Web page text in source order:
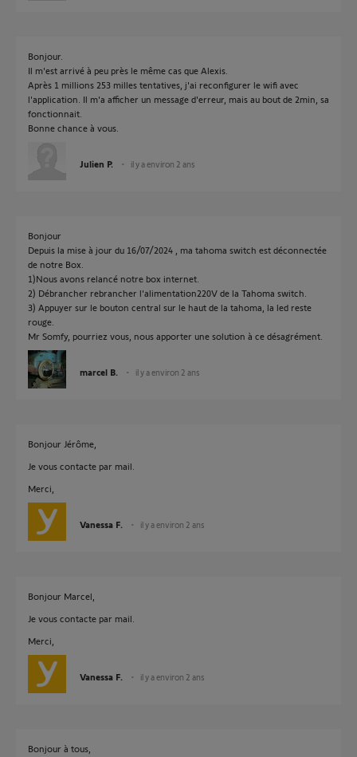
Bonjour.
Il m'est arrivé à peu près le même cas que Alexis.
Après 1 millions 253 milles tentatives, j'ai reconfigurer le wifi avec
l'application. Il m'a afficher un message d'erreur, mais au bout de 2min, sa
fonctionnait.
Bonne chance à vous.
Julien P. il y a environ 2 ans
Bonjour
Depuis la mise à jour du 16/07/2024 , ma tahoma switch est déconnectée
de notre Box.
1)Nous avons relancé notre box internet.
2) Débrancher rebrancher l'alimentation220V de la Tahoma switch.
3) Appuyer sur le bouton central sur le haut de la tahoma, la led reste
rouge.
Mr Somfy, pourriez vous, nous apporter une solution à ce désagrément.
marcel B. il y a environ 2 ans
Bonjour Jérôme,
Je vous contacte par mail.
Merci,
Vanessa F. il y a environ 2 ans
Bonjour Marcel,
Je vous contacte par mail.
Merci,
Vanessa F. il y a environ 2 ans
Bonjour à tous,